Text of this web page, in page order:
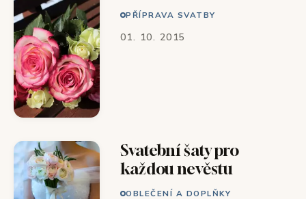
PŘÍPRAVA SVATBY
01. 10. 2015
Svatební šaty pro
každou nevěstu
OBLEČENÍ A DOPLŇKY